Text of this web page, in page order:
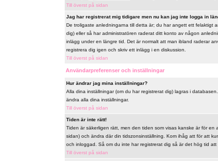
Till överst på sidan
Jag har registrerat mig tidigare men nu kan jag inte logga in
De troligaste anledningarna till detta är; du har angett ett felaktigt
dig) eller så har administratören raderat ditt konto av någon
inlägg under en längre tid. Det är normalt att man ibland raderar
registrera dig igen och skriv ett inlägg i en diskussion.
Till överst på sidan
Användarpreferenser och inställningar
Hur ändrar jag mina inställningar?
Alla dina inställningar (om du har registrerat dig) lagras i
ändra alla dina inställningar.
Till överst på sidan
Tiden är inte rätt!
Tiden är säkerligen rätt, men den tiden som visas kanske är för
sidan) och ändra där din tidszonsinställning. Kom ihåg att för att
och inloggad. Så om du inte har registrerat dig så är det hög tid
Till överst på sidan